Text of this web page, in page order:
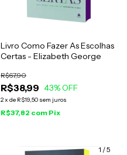
Livro Como Fazer As Escolhas
Certas - Elizabeth George
R$38,99
R$67,90
43% OFF
2x de R$19,50 sem juros
R$37,82 com Pix
1 /5